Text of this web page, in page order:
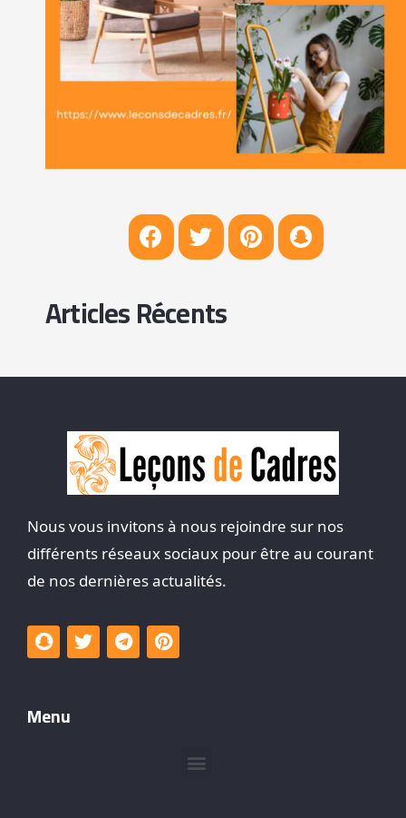
Articles Récents
Nous vous invitons à nous rejoindre sur nos
différents réseaux sociaux pour être au courant
de nos dernières actualités.
Menu